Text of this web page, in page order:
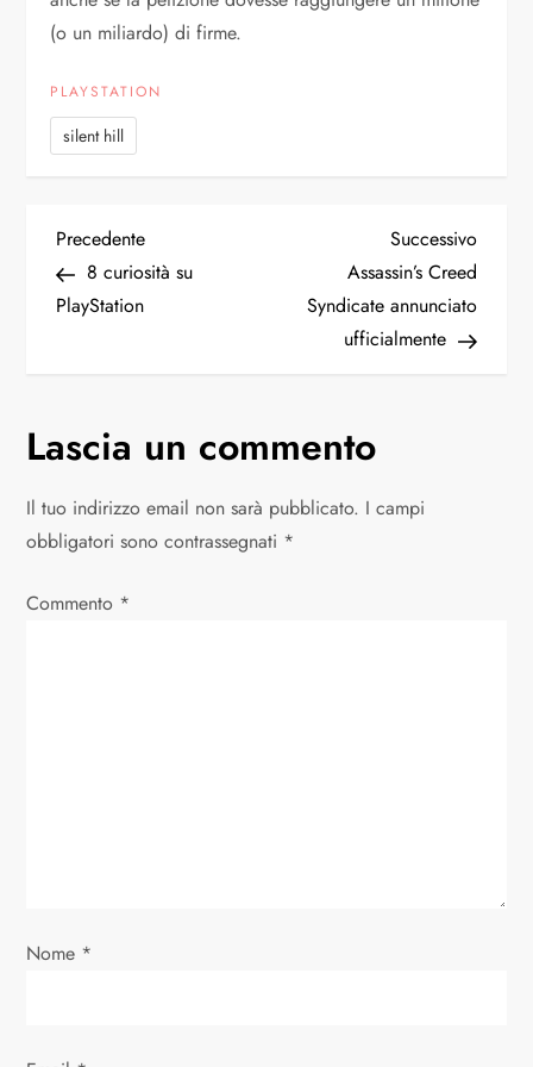
(o un miliardo) di firme.
PLAYSTATION
silent hill
N
a
g
a
z
t
Articolo
precedente
Precedente
8 curiosità su
PlayStation
Successivo
Assassin’s Creed
Syndicate annunciato
ufficialmente
Lascia un commento
Il tuo indirizzo email non sarà pubblicato. I campi
obbligatori sono contrassegnati *
Commento *
Nome *